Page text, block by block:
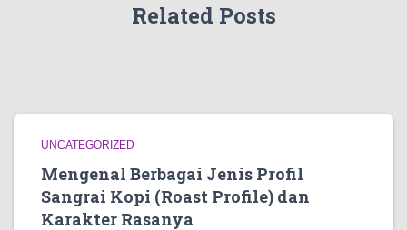
Related Posts
UNCATEGORIZED
Mengenal Berbagai Jenis Profil
Sangrai Kopi (Roast Profile) dan
Karakter Rasanya